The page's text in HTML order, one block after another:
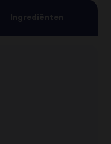
Ingrediënten